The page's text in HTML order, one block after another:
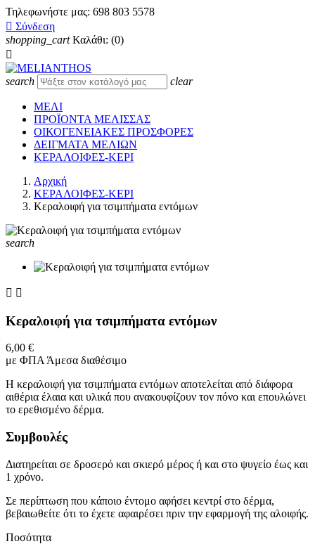
Τηλεφωνήστε μας: 698 803 5578
 Σύνδεση
shopping_cart Καλάθι: (0)

search clear
ΜΕΛΙ
ΠΡΟΪΟΝΤΑ ΜΕΛΙΣΣΑΣ
ΟΙΚΟΓΕΝΕΙΑΚΕΣ ΠΡΟΣΦΟΡΕΣ
ΔΕΙΓΜΑΤΑ ΜΕΛΙΩΝ
ΚΕΡΑΛΟΙΦΕΣ-ΚΕΡΙ
Αρχική
ΚΕΡΑΛΟΙΦΕΣ-ΚΕΡΙ
Κεραλοιφή για τσιμπήματα εντόμων
search
 
Κεραλοιφή για τσιμπήματα εντόμων
6,00 €
με ΦΠΑΆμεσα διαθέσιμο
Η κεραλοιφή για τσιμπήματα εντόμων αποτελείται από διάφορα
αιθέρια έλαια και υλικά που ανακουφίζουν τον πόνο και επουλώνει
το ερεθισμένο δέρμα.
Συμβουλές
Διατηρείται σε δροσερό και σκιερό μέρος ή και στο ψυγείο έως και
1 χρόνο.
Σε περίπτωση που κάποιο έντομο αφήσει κεντρί στο δέρμα,
βεβαιωθείτε ότι το έχετε αφαιρέσει πριν την εφαρμογή της αλοιφής.
Ποσότητα